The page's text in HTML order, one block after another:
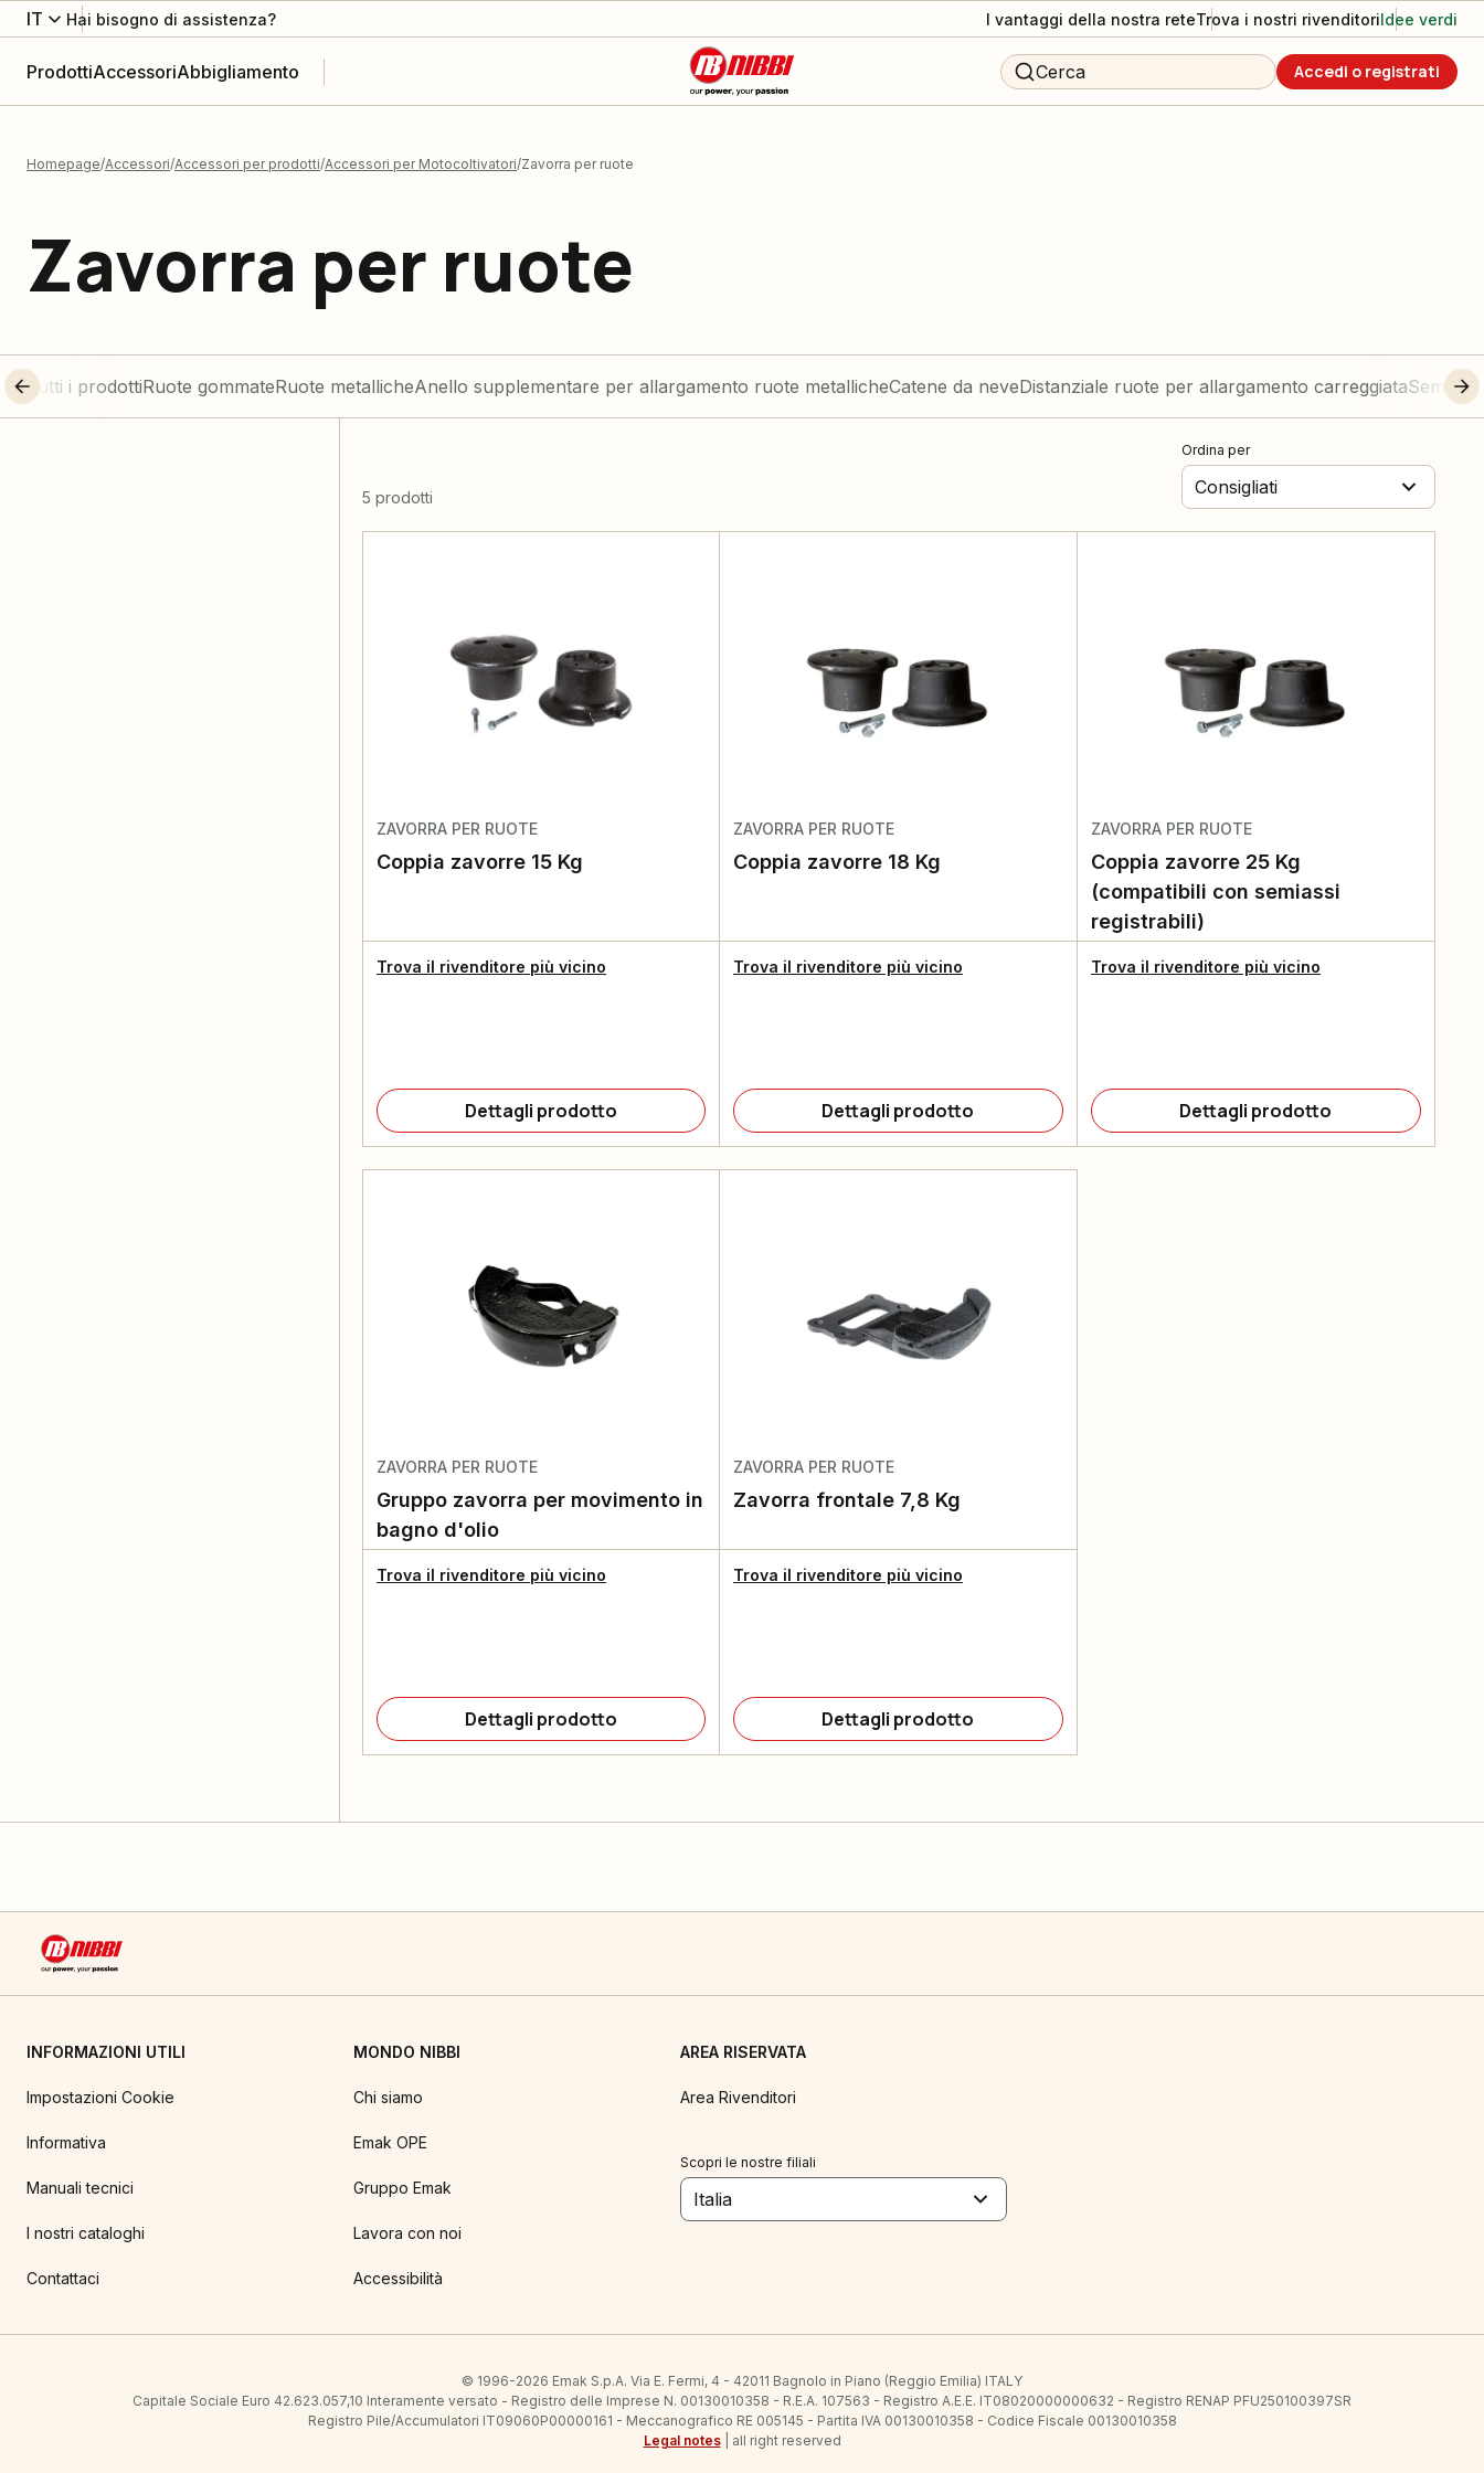
IT Hai bisogno di assistenza? I vantaggi della nostra reteTrova i nostri rivenditoriIdee verdi
ProdottiAccessoriAbbigliamento Cerca Accedi o registrati
Homepage Accessori Accessori per prodotti Accessori per Motocoltivatori Zavorra per ruote
Zavorra per ruote
Tutti i prodottiRuote gommateRuote metallicheAnello supplementare per allargamento ruote metallicheCatene da neveDistanziale ruote per allargamento carreggiata
5 prodotti
Ordina per
Consigliati
ZAVORRA PER RUOTE
Coppia zavorre 15 Kg
Trova il rivenditore più vicino
Dettagli prodotto
ZAVORRA PER RUOTE
Coppia zavorre 18 Kg
Trova il rivenditore più vicino
Dettagli prodotto
ZAVORRA PER RUOTE
Coppia zavorre 25 Kg
(compatibili con semiassi
registrabili)
Trova il rivenditore più vicino
Dettagli prodotto
ZAVORRA PER RUOTE
Gruppo zavorra per movimento in
bagno d'olio
Trova il rivenditore più vicino
Dettagli prodotto
ZAVORRA PER RUOTE
Zavorra frontale 7,8 Kg
Trova il rivenditore più vicino
Dettagli prodotto
INFORMAZIONI UTILI
Impostazioni Cookie
Informativa
Manuali tecnici
I nostri cataloghi
Contattaci
MONDO NIBBI
Chi siamo
Emak OPE
Gruppo Emak
Lavora con noi
Accessibilità
AREA RISERVATA
Area Rivenditori
Scopri le nostre filiali
Italia
© 1996-2026 Emak S.p.A. Via E. Fermi, 4 - 42011 Bagnolo in Piano (Reggio Emilia) ITALY
Capitale Sociale Euro 42.623.057,10 Interamente versato - Registro delle Imprese N. 00130010358 - R.E.A. 107563 - Registro A.E.E. IT08020000000632 - Registro RENAP PFU250100397SR
Registro Pile/Accumulatori IT09060P00000161 - Meccanografico RE 005145 - Partita IVA 00130010358 - Codice Fiscale 00130010358
Legal notes| all right reserved